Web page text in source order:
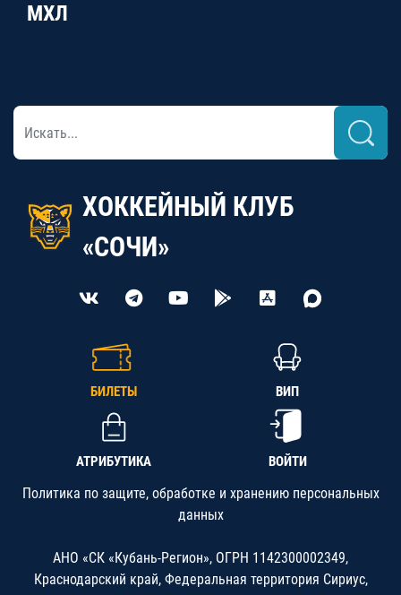
МХЛ
ХОККЕЙНЫЙ КЛУБ
«СОЧИ»
БИЛЕТЫ ВИП
АТРИБУТИКА ВОЙТИ
Политика по защите, обработке и хранению персональных
данных
АНО «СК «Кубань-Регион», ОГРН 1142300002349,
Краснодарский край, Федеральная территория Сириус,